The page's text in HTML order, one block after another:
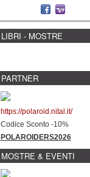
LIBRI - MOSTRE
PARTNER
https://polaroid.nital.it/
Codice Sconto -10%
POLAROIDERS2026
MOSTRE & EVENTI